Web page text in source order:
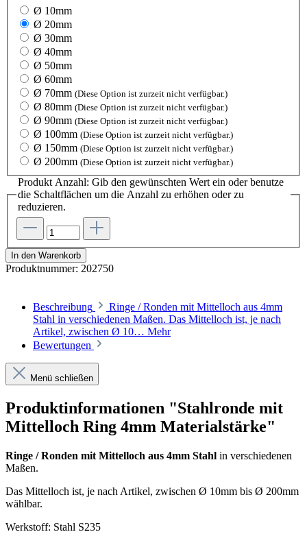
Ø 10mm
Ø 20mm
Ø 30mm
Ø 40mm
Ø 50mm
Ø 60mm
Ø 70mm (Diese Option ist zurzeit nicht verfügbar.)
Ø 80mm (Diese Option ist zurzeit nicht verfügbar.)
Ø 90mm (Diese Option ist zurzeit nicht verfügbar.)
Ø 100mm (Diese Option ist zurzeit nicht verfügbar.)
Ø 150mm (Diese Option ist zurzeit nicht verfügbar.)
Ø 200mm (Diese Option ist zurzeit nicht verfügbar.)
Produkt Anzahl: Gib den gewünschten Wert ein oder benutze
die Schaltflächen um die Anzahl zu erhöhen oder zu
reduzieren.
In den Warenkorb
Produktnummer: 202750
Beschreibung
Ringe / Ronden mit Mittelloch aus 4mm
Stahl in verschiedenen Maßen. Das Mittelloch ist, je nach
Artikel, zwischen Ø 10… Mehr
Bewertungen
Menü schließen
Produktinformationen "Stahlronde mit
Mittelloch Ring 4mm Materialstärke"
Ringe / Ronden mit Mittelloch aus 4mm Stahl in verschiedenen
Maßen.
Das Mittelloch ist, je nach Artikel, zwischen Ø 10mm bis Ø 200mm
wählbar.
Werkstoff: Stahl S235